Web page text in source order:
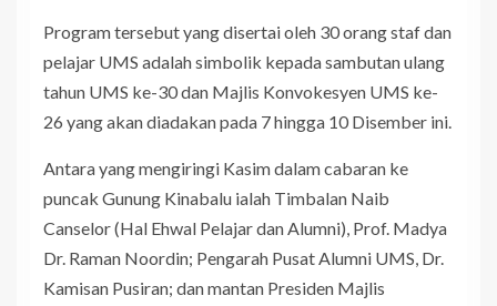
Program tersebut yang disertai oleh 30 orang staf dan
pelajar UMS adalah simbolik kepada sambutan ulang
tahun UMS ke-30 dan Majlis Konvokesyen UMS ke-
26 yang akan diadakan pada 7 hingga 10 Disember ini.
Antara yang mengiringi Kasim dalam cabaran ke
puncak Gunung Kinabalu ialah Timbalan Naib
Canselor (Hal Ehwal Pelajar dan Alumni), Prof. Madya
Dr. Raman Noordin; Pengarah Pusat Alumni UMS, Dr.
Kamisan Pusiran; dan mantan Presiden Majlis